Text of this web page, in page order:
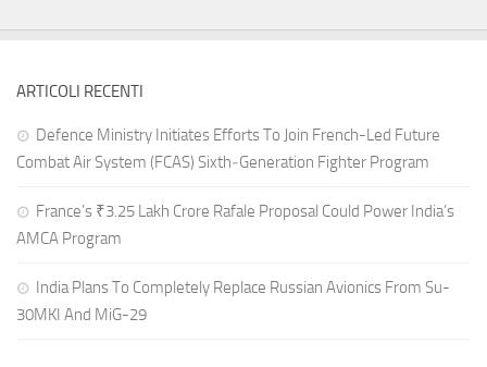
ARTICOLI RECENTI
Defence Ministry Initiates Efforts To Join French-Led Future
Combat Air System (FCAS) Sixth‑Generation Fighter Program
France’s ₹3.25 Lakh Crore Rafale Proposal Could Power India’s
AMCA Program
India Plans To Completely Replace Russian Avionics From Su-
30MKI And MiG-29